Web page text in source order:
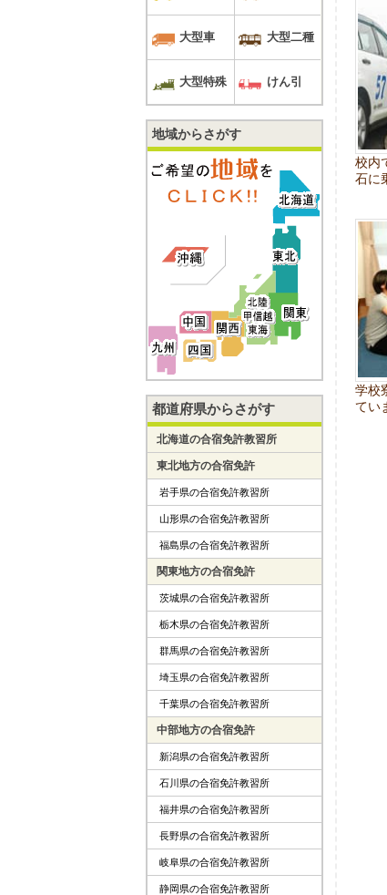
校内
石に
学校
てい
大型車 大型二種
大型特殊 けん引
地域からさがす
都道府県からさがす
北海道の合宿免許教習所
東北地方の合宿免許
岩手県の合宿免許教習所
山形県の合宿免許教習所
福島県の合宿免許教習所
関東地方の合宿免許
茨城県の合宿免許教習所
栃木県の合宿免許教習所
群馬県の合宿免許教習所
埼玉県の合宿免許教習所
千葉県の合宿免許教習所
中部地方の合宿免許
新潟県の合宿免許教習所
石川県の合宿免許教習所
福井県の合宿免許教習所
長野県の合宿免許教習所
岐阜県の合宿免許教習所
静岡県の合宿免許教習所